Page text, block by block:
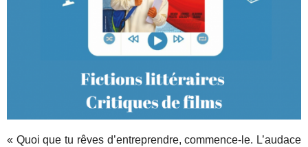
« Quoi que tu rêves d’entreprendre, commence-le. L’audace